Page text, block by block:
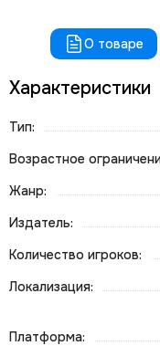
О товаре
Характеристики
Тип:
Возрастное
Жанр:
Издатель:
Количество игроков:
Локализация:
Платформа: